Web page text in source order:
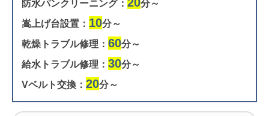
防水パンクリーニング： 20分～
嵩上げ台設置： 10分～
乾燥トラブル修理： 60分～
給水トラブル修理： 30分～
Vベルト交換： 20分～